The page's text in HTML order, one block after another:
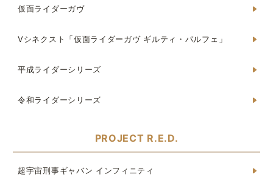
仮面ライダーガヴ
Vシネクスト「仮面ライダーガヴ ギルティ・パルフェ」
平成ライダーシリーズ
令和ライダーシリーズ
PROJECT R.E.D.
超宇宙刑事ギャバン インフィニティ